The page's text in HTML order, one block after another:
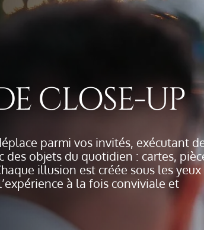
CLOSE-UP
parmi vos invités, exécutant
des objets du quotidien : cartes,
illusion est créée sous les yeux
à la fois conviviale et